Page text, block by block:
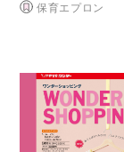
保育エプロン